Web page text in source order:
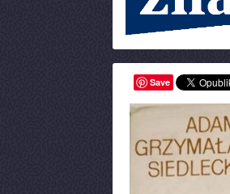
Save